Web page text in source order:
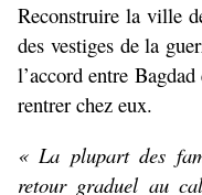
Reconstruire la ville
des vestiges de la
l’accord entre
rentrer chez eux.
« La plupart des
retour graduel au